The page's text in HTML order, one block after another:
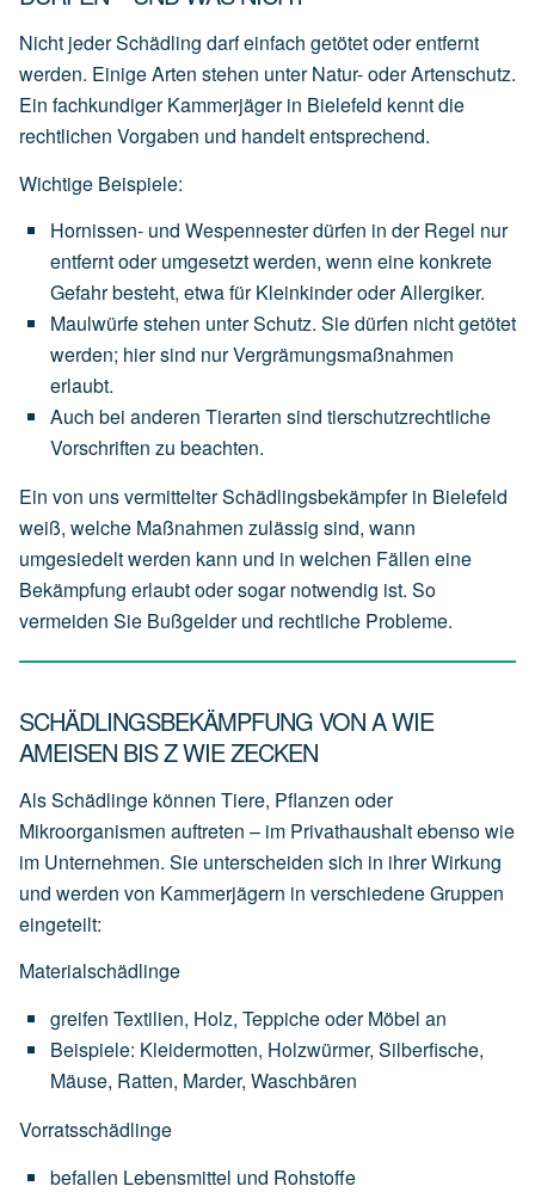
Nicht jeder Schädling darf einfach getötet oder entfernt
werden. Einige Arten stehen unter Natur- oder Artenschutz.
Ein fachkundiger Kammerjäger in Bielefeld kennt die
rechtlichen Vorgaben und handelt entsprechend.
Wichtige Beispiele:
Hornissen- und Wespennesterdürfen in der Regel nur
entferntoder umgesetztwerden, wenn eine konkrete
Gefahrbesteht, etwafür KleinkinderoderAllergiker.
Maulwürfestehen unterSchutz. Siedürfen nichtgetötet
werden; hiersind nurVergrämungsmaßnahmen
erlaubt.
Auch bei anderen Tierarten sind tierschutzrechtliche
Vorschriften zu beachten.
Ein von uns vermittelter Schädlingsbekämpfer in Bielefeld
weiß, welche Maßnahmen zulässig sind, wann
umgesiedelt werden kann und in welchen Fällen eine
Bekämpfung erlaubt oder sogar notwendig ist. So
vermeiden Sie Bußgelder und rechtliche Probleme.
SCHÄDLINGSBEKÄMPFUNG VON A WIE
AMEISEN BIS Z WIE ZECKEN
Als Schädlinge können Tiere, Pflanzen oder
Mikroorganismen auftreten – im Privathaushalt ebenso wie
im Unternehmen. Sie unterscheiden sich in ihrer Wirkung
und werden von Kammerjägern in verschiedene Gruppen
eingeteilt:
Materialschädlinge
greifen Textilien, Holz, Teppicheoder Möbel an
Beispiele: Kleidermotten, Holzwürmer, Silberfische,
Mäuse, Ratten, Marder, Waschbären
Vorratsschädlinge
befallen Lebensmittel und Rohstoffe